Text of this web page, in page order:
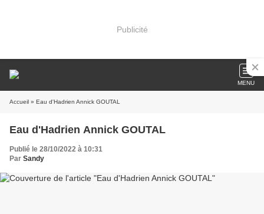
Publicité
MENU
Accueil » Eau d'Hadrien Annick GOUTAL
Eau d'Hadrien Annick GOUTAL
Publié le 28/10/2022 à 10:31
Par Sandy